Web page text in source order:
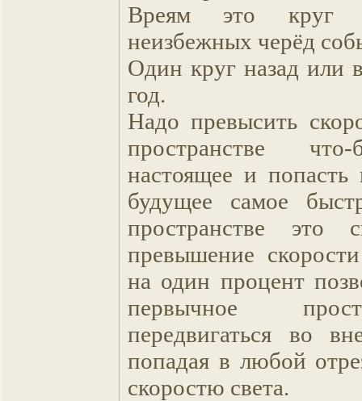
Вреям это круг
неизбежных черёд
Один круг назад или
год.
Надо превысить
пространстве
настоящее и
будущее самое
пространстве это
превышение
на один процент
первычное
передвигаться во
попадая в любой
скоростю света.